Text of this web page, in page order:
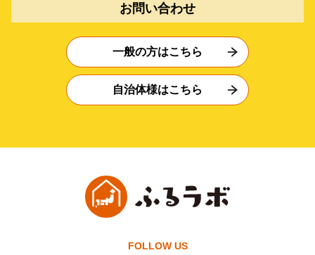
お問い合わせ
一般の方はこちら
自治体様はこちら
FOLLOW US